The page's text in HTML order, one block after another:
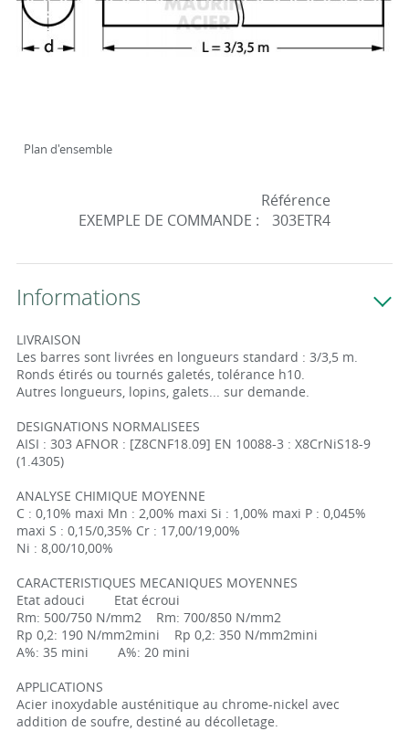
Plan d'ensemble
EXEMPLE DE COMMANDE :
Référence
303ETR4
Informations
LIVRAISON
Les barres sont livrées en longueurs standard : 3/3,5 m.
Ronds étirés ou tournés galetés, tolérance h10.
Autres longueurs, lopins, galets... sur demande.
DESIGNATIONS NORMALISEES
AISI : 303 AFNOR : [Z8CNF18.09] EN 10088-3 : X8CrNiS18-9
(1.4305)
ANALYSE CHIMIQUE MOYENNE
C : 0,10% maxi Mn : 2,00% maxi Si : 1,00% maxi P : 0,045%
maxi S : 0,15/0,35% Cr : 17,00/19,00%
Ni : 8,00/10,00%
CARACTERISTIQUES MECANIQUES MOYENNES
Etat adouci Etat écroui
Rm: 500/750 N/mm2 Rm: 700/850 N/mm2
Rp 0,2: 190 N/mm2mini Rp 0,2: 350 N/mm2mini
A%: 35 mini A%: 20 mini
APPLICATIONS
Acier inoxydable austénitique au chrome-nickel avec
addition de soufre, destiné au décolletage.